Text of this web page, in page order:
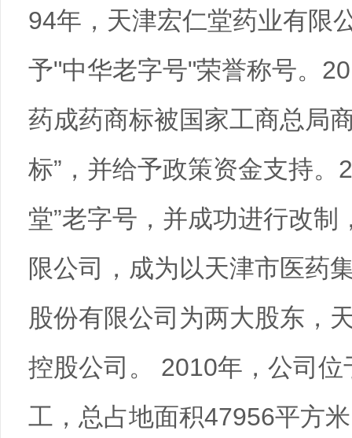
94年，天津宏仁堂药业有限
予"中华老字号"荣誉称号。
药成药商标被国家工商总局
标”，并给予政策资金支持。
堂”老字号，并成功进行改
限公司，成为以天津市医药
股份有限公司为两大股东，
控股公司。 2010年，公司
工，总占地面积47956平方